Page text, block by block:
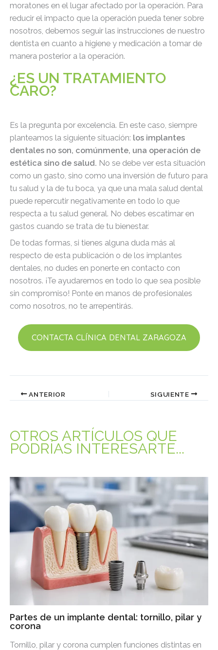
moratones en el lugar afectado por la operación. Para
reducir el impacto que la operación pueda tener sobre
nosotros, debemos seguir las instrucciones de nuestro
dentista en cuanto a higiene y medicación a tomar de
manera posterior a la operación.
¿ES UN TRATAMIENTO
CARO?
Es la pregunta por excelencia. En este caso, siempre
planteamos la siguiente situación: los implantes
dentales no son, comúnmente, una operación de
estética sino de salud. No se debe ver esta situación
como un gasto, sino como una inversión de futuro para
tu salud y la de tu boca, ya que una mala salud dental
puede repercutir negativamente en todo lo que
respecta a tu salud general. No debes escatimar en
gastos cuando se trata de tu bienestar.
De todas formas, si tienes alguna duda más al
respecto de esta publicación o de los implantes
dentales, no dudes en ponerte en contacto con
nosotros. ¡Te ayudaremos en todo lo que sea posible
sin compromiso! Ponte en manos de profesionales
como nosotros, no te arrepentirás.
CONTACTA CLÍNICA DENTAL ZARAGOZA
ANTERIOR SIGUIENTE
OTROS ARTÍCULOS QUE
PODRÍAS INTERESARTE...
Partes de un implante dental: tornillo, pilar y
corona
Tornillo, pilar y corona cumplen funciones distintas en